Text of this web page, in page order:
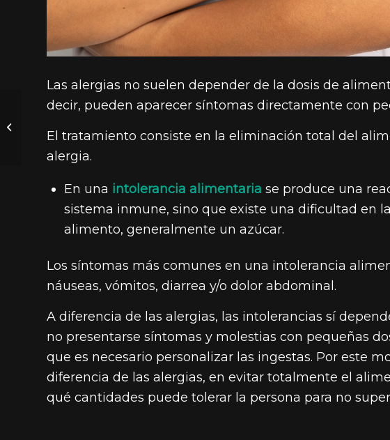
Las alergias no suelen depender de la dosis de
decir, pueden aparecer síntomas directamente con
El tratamiento consiste en la eliminación total del
alergia.
En una intolerancia alimentaria se produce una
sistema inmune, sino que existe una dificultad en
alimento, generalmente un azúcar.
Los síntomas más comunes en una intolerancia
náuseas, vómitos, diarrea y/o dolor abdominal.
A diferencia de las alergias, las intolerancias sí
no presentarse síntomas y molestias con pequeñas
que es necesario personalizar las ingestas. Por este
diferencia de las alergias, en evitar totalmente el
qué cantidades puede tolerar la persona para no
ejercicio físico